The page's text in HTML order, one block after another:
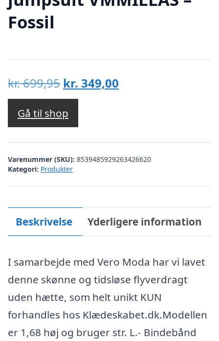
Fossil
kr.699,95 Den
oprindelige
pris
var:
kr. 699,95.
kr. 349,00
kr. 349,00.
Gå til shop
Varenummer (SKU): 8539485929263426620
Kategori: Produkter
Beskrivelse Yderligere information
I samarbejde med Vero Moda har vi lavet
denne skønne og tidsløse flyverdragt
uden hætte, som helt unikt KUN
forhandles hos Klædeskabet.dk.Modellen
er 1,68 høj og bruger str. L.- Bindebånd